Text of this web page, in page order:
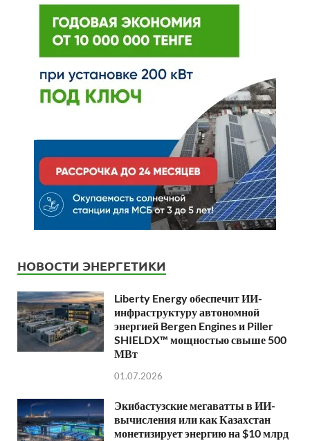
НОВОСТИ ЭНЕРГЕТИКИ
Liberty Energy обеспечит ИИ-
инфраструктуру автономной
энергией Bergen Engines и Piller
SHIELDX™ мощностью свыше 500
МВт
01.07.2026
Экибастузские мегаватты в ИИ-
вычисления или как Казахстан
монетизирует энергию на $10 млрд